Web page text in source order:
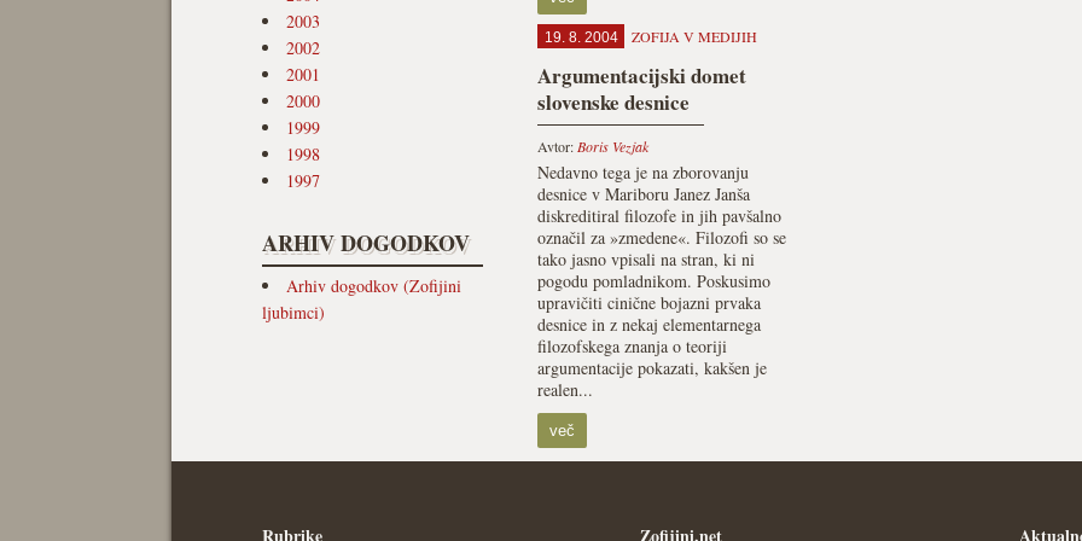
2003
2002
2001
2000
1999
1998
1997
ARHIV DOGODKOV
Arhiv dogodkov (Zofijini
ljubimci)
19. 8. 2004 ZOFIJA V MEDIJIH
Argumentacijski domet
slovenske desnice
Avtor: Boris Vezjak
Nedavno tega je na zborovanju
desnice v Mariboru Janez Janša
diskreditiral filozofe in jih pavšalno
označil za »zmedene«. Filozofi so se
tako jasno vpisali na stran, ki ni
pogodu pomladnikom. Poskusimo
upravičiti cinične bojazni prvaka
desnice in z nekaj elementarnega
filozofskega znanja o teoriji
argumentacije pokazati, kakšen je
realen...
več
Rubrike Zofijini.net